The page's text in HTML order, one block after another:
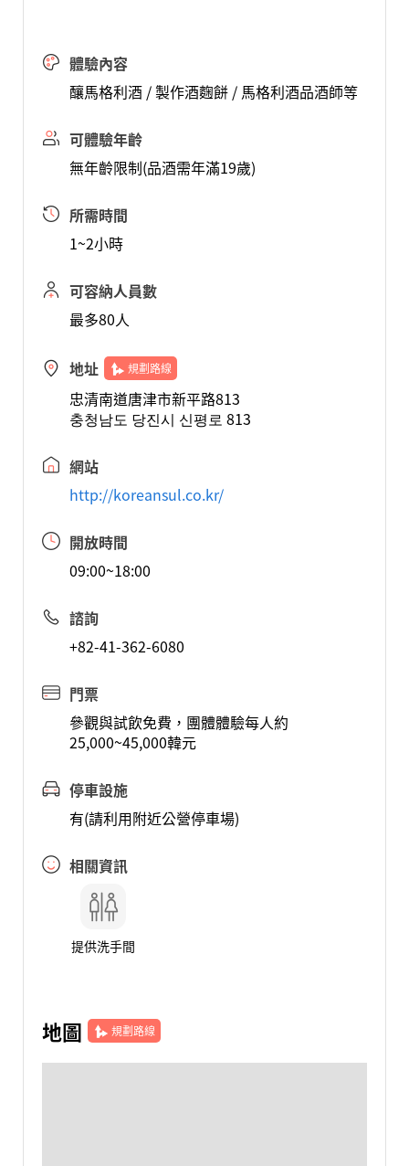
體驗內容
釀馬格利酒 / 製作酒麴餅 / 馬格利酒品酒師等
可體驗年齡
無年齡限制(品酒需年滿19歲)
所需時間
1~2小時
可容納人員數
最多80人
地址 規劃路線
忠清南道唐津市新平路813
충청남도 당진시 신평로 813
網站
http://koreansul.co.kr/
開放時間
09:00~18:00
諮詢
+82-41-362-6080
門票
參觀與試飲免費，團體體驗每人約
25,000~45,000韓元
停車設施
有(請利用附近公營停車場)
相關資訊
提供洗手間
地圖 規劃路線